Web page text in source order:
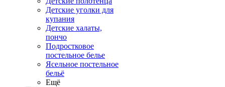
Детские уголки для
купания
Детские халаты,
пончо
Подростковое
постельное белье
Ясельное постельное
бельё
Ещё